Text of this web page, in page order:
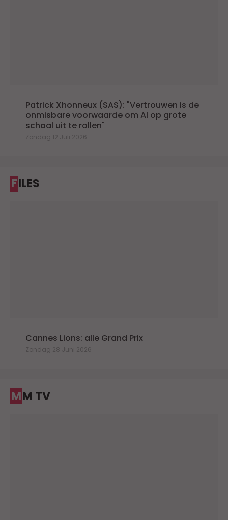
Patrick Xhonneux (SAS): "Vertrouwen is de
onmisbare voorwaarde om AI op grote
schaal uit te rollen"
Zondag 12 Juli 2026
FILES
Cannes Lions: alle Grand Prix
Zondag 28 Juni 2026
MM TV